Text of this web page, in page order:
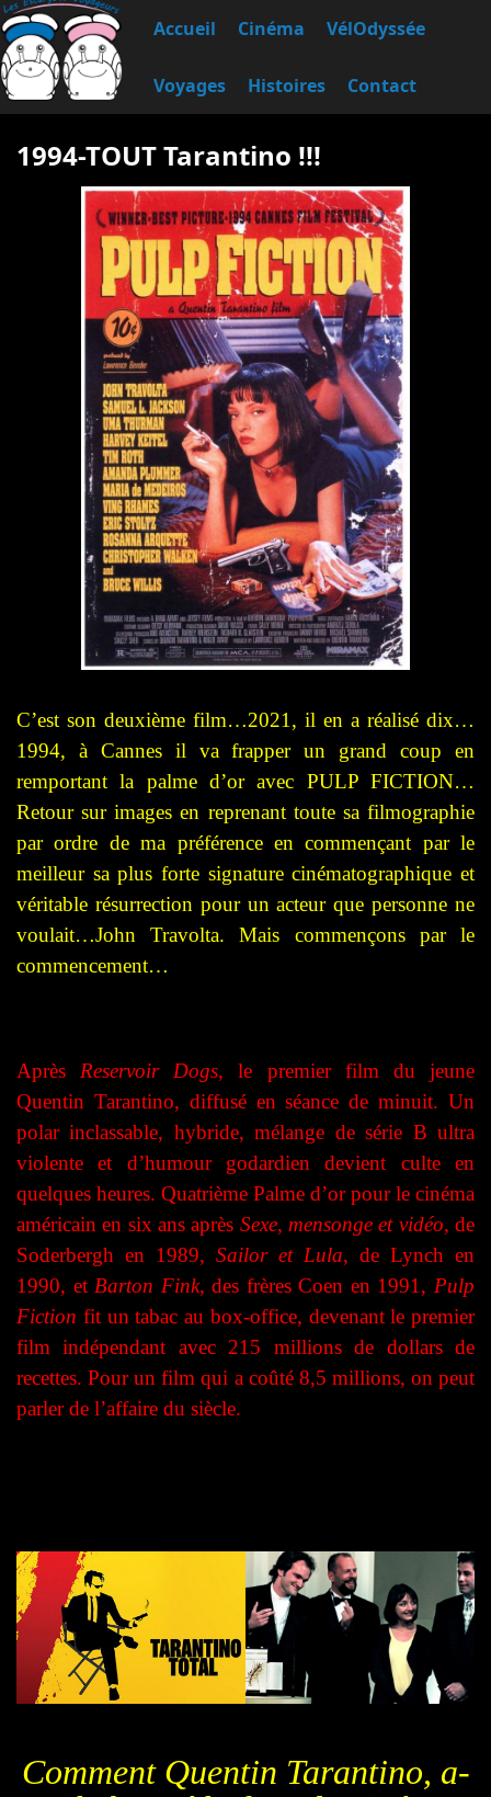
Accueil Cinéma VélOdyssée
Voyages Histoires Contact
1994-TOUT Tarantino !!!
C’est son deuxième film…2021, il en a réalisé dix…
1994, à Cannes il va frapper un grand coup en
remportant la palme d’or avec PULP FICTION…
Retour sur images en reprenant toute sa filmographie
par ordre de ma préférence en commençant par le
meilleur sa plus forte signature cinématographique et
véritable résurrection pour un acteur que personne ne
voulait…John Travolta. Mais commençons par le
commencement…
Après Reservoir Dogs, le premier film du jeune
Quentin Tarantino, diffusé en séance de minuit. Un
polar inclassable, hybride, mélange de série B ultra
violente et d’humour godardien devient culte en
quelques heures. Quatrième Palme d’or pour le cinéma
américain en six ans après Sexe, mensonge et vidéo, de
Soderbergh en 1989, Sailor et Lula, de Lynch en
1990, et Barton Fink, des frères Coen en 1991, Pulp
Fiction fit un tabac au box-office, devenant le premier
film indépendant avec 215 millions de dollars de
recettes. Pour un film qui a coûté 8,5 millions, on peut
parler de l’affaire du siècle.
Comment Quentin Tarantino, a-